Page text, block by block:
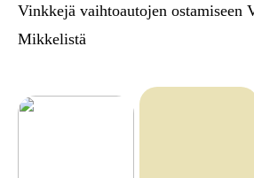
Vinkkejä vaihtoautojen ostamiseen
Mikkelistä